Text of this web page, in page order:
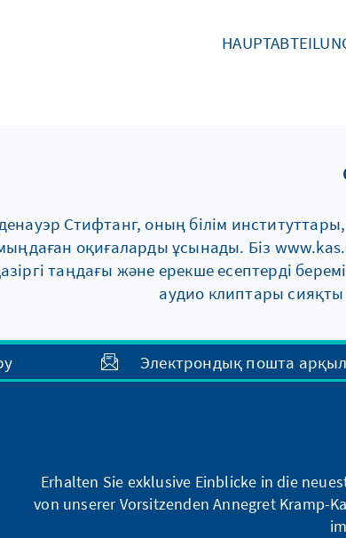
Стифтанг, оның білім
оқиғаларды ұсынады. Біз
таңдағы және ерекше есептерді
аудио клиптары
Электрондық пошта
Erhalten Sie exklusive Einblicke in die
von unserer Vorsitzenden Annegret Kramp-